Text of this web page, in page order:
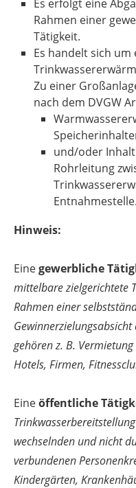
Es erfolgt eine
Rahmen einer
Tätigkeit.
Es handelt sich
Zu einer
nach dem DVGW
und/oder
Rohrleitung
Entnahmestelle.
Hinweis:
Einegewerbliche
mittelbare zielgerichtete
Rahmen einer
gehören z. B.
Hotels, Firmen,
Eineöffentliche
wechselnden und nicht
verbundenen
Kindergärten,